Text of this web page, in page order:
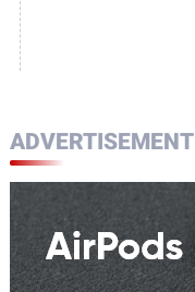
ADVERTISEMENT